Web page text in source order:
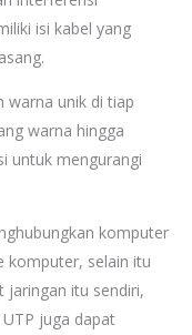
isi kabel yang
warna unik di tiap
warna hingga
untuk mengurangi
komputer
komputer, selain itu
jaringan itu sendiri,
juga dapat